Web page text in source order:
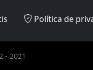
Política de
- 2021